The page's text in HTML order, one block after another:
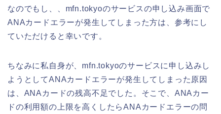
なのでもし、、mfn.tokyoのサービスの申し込み画面で
ANAカードエラーが発生してしまった方は、参考にし
ていただけると幸いです。
ちなみに私自身が、mfn.tokyoのサービスに申し込みし
ようとしてANAカードエラーが発生してしまった原因
は、ANAカードの残高不足でした。そこで、ANAカー
ドの利用額の上限を高くしたらANAカードエラーの問